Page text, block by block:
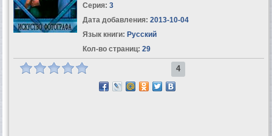
Серия: 3
Дата добавления: 2013-10-04
Язык книги: Русский
Кол-во страниц: 29
4